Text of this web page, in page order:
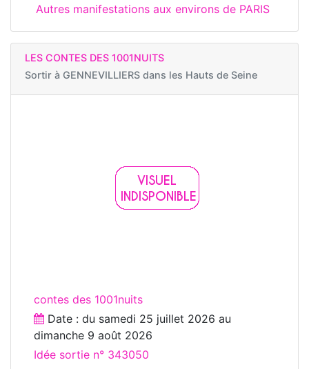
Autres manifestations aux environs de PARIS
LES CONTES DES 1001NUITS
Sortir à GENNEVILLIERS dans les Hauts de Seine
contes des 1001nuits
Date : du samedi 25 juillet 2026 au
dimanche 9 août 2026
Idée sortie n° 343050